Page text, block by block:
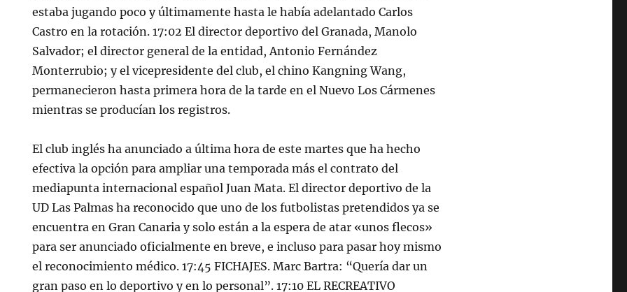
estaba jugando poco y últimamente hasta le había adelantado Carlos
Castro en la rotación. 17:02 El director deportivo del Granada, Manolo
Salvador; el director general de la entidad, Antonio Fernández
Monterrubio; y el vicepresidente del club, el chino Kangning Wang,
permanecieron hasta primera hora de la tarde en el Nuevo Los Cármenes
mientras se producían los registros.
El club inglés ha anunciado a última hora de este martes que ha hecho
efectiva la opción para ampliar una temporada más el contrato del
mediapunta internacional español Juan Mata. El director deportivo de la
UD Las Palmas ha reconocido que uno de los futbolistas pretendidos ya se
encuentra en Gran Canaria y solo están a la espera de atar «unos flecos»
para ser anunciado oficialmente en breve, e incluso para pasar hoy mismo
el reconocimiento médico. 17:45 FICHAJES. Marc Bartra: “Quería dar un
gran paso en lo deportivo y en lo personal”. 17:10 EL RECREATIVO